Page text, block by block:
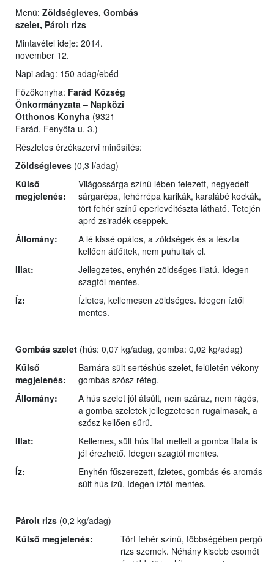
Menü: Zöldségleves, Gombás
szelet, Párolt rizs
Mintavétel ideje: 2014.
november 12.
Napi adag: 150 adag/ebéd
Főzőkonyha: Farád Község
Önkormányzata – Napközi
Otthonos Konyha (9321
Farád, Fenyőfa u. 3.)
Részletes érzékszervi minősítés:
Zöldségleves (0,3 l/adag)
Külső
megjelenés:
Világossárga színű lében felezett, negyedelt
sárgarépa, fehérrépa karikák, karalábé kockák,
tört fehér színű eperlevéltészta látható. Tetején
apró zsiradék cseppek.
Állomány:
A lé kissé opálos, a zöldségek és a tészta
kellően átfőttek, nem puhultak el.
Illat:
Jellegzetes, enyhén zöldséges illatú. Idegen
szagtól mentes.
Íz:
Ízletes, kellemesen zöldséges. Idegen íztől
mentes.
Gombás szelet (hús: 0,07 kg/adag, gomba: 0,02 kg/adag)
Külső
megjelenés:
Barnára sült sertéshús szelet, felületén vékony
gombás szósz réteg.
Állomány:
A hús szelet jól átsült, nem száraz, nem rágós,
a gomba szeletek jellegzetesen rugalmasak, a
szósz kellően sűrű.
Illat:
Kellemes, sült hús illat mellett a gomba illata is
jól érezhető. Idegen szagtól mentes.
Íz:
Enyhén fűszerezett, ízletes, gombás és aromás
sült hús ízű. Idegen íztől mentes.
Párolt rizs (0,2 kg/adag)
Külső megjelenés:
Tört fehér színű, többségében pergő
rizs szemek. Néhány kisebb csomót